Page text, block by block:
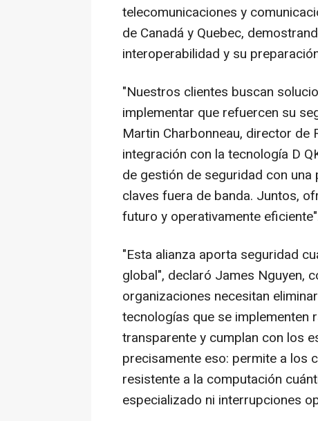
telecomunicaciones y
de Canadá y Quebec,
interoperabilidad y su
"Nuestros clientes buscan
implementar que refuercen su
Martin Charbonneau, director de
integración con la tecnología D
de gestión de seguridad con
claves fuera de banda. Juntos,
futuro y operativamente
"Esta alianza aporta seguridad
global", declaró James Nguyen,
organizaciones necesitan
tecnologías que se implementen
transparente y cumplan con los
precisamente eso: permite a los
resistente a la computación
especializado ni interrupciones